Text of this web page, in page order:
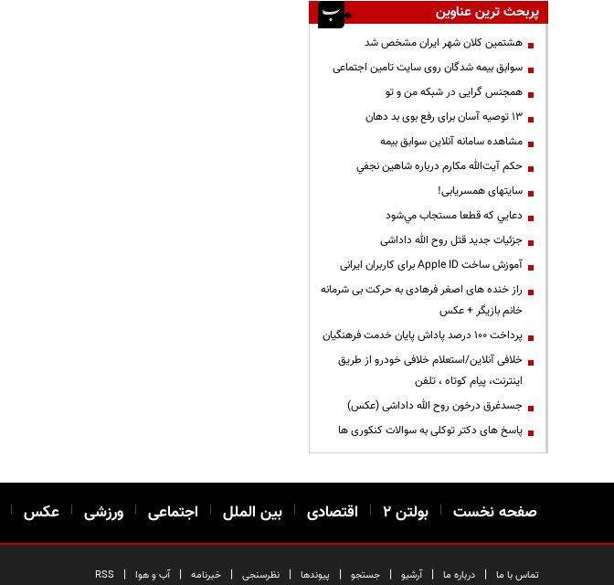
پربحث ترین عناوین
هشتمین کلان شهر ایران مشخص شد
سوابق بیمه شدگان روی سایت تامین اجتماعی
همجنس گرایی در شبکه من و تو
13 توصیه آسان برای رفع بوی بد دهان
مشاهده سامانه آنلاين سوابق بیمه
حكم آيت‌الله مكارم درباره شاهين نجفي
سایتهای همسریابی!
دعايي كه قطعا مستجاب مي‌شود
جزئیات جدید قتل روح الله داداشی
آموزش ساخت Apple ID برای کاربران ایرانی
راز خنده های اصغر فرهادی به حرکت بی شرمانه
خانم بازیگر + عکس
پرداخت ۱۰۰ درصد پاداش پایان خدمت فرهنگیان
خلافی آنلاین/استعلام خلافی خودرو از طریق
اینترنت، پیام کوتاه ، تلفن
جسدغرق درخون روح الله داداشی (عکس)
پاسخ های دکتر توکلی به سوالات کنکوری ها
صفحه نخست | بولتن ۲ | اقتصادی | بین الملل | اجتماعی | ورزشی | عکس |
تماس با ما | درباره ما | آرشیو | جستجو | پیوندها | نظرسنجی | خبرنامه | آب و هوا |
RSS